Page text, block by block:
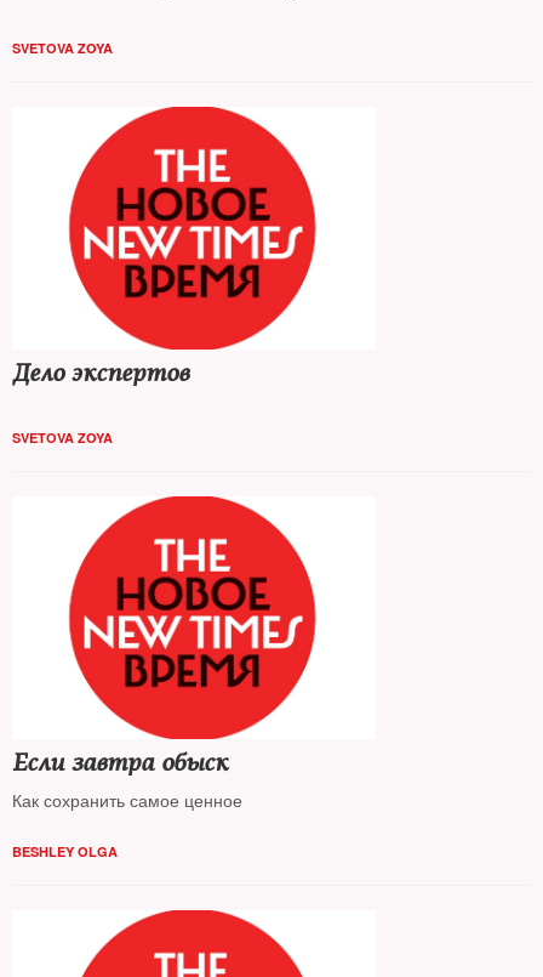
SVETOVA ZOYA
Дело экспертов
SVETOVA ZOYA
Если завтра обыск
Как сохранить самое ценное
BESHLEY OLGA